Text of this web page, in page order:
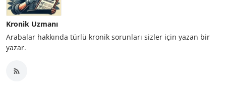
Kronik Uzmanı
Arabalar hakkında türlü kronik sorunları sizler için yazan bir
yazar.